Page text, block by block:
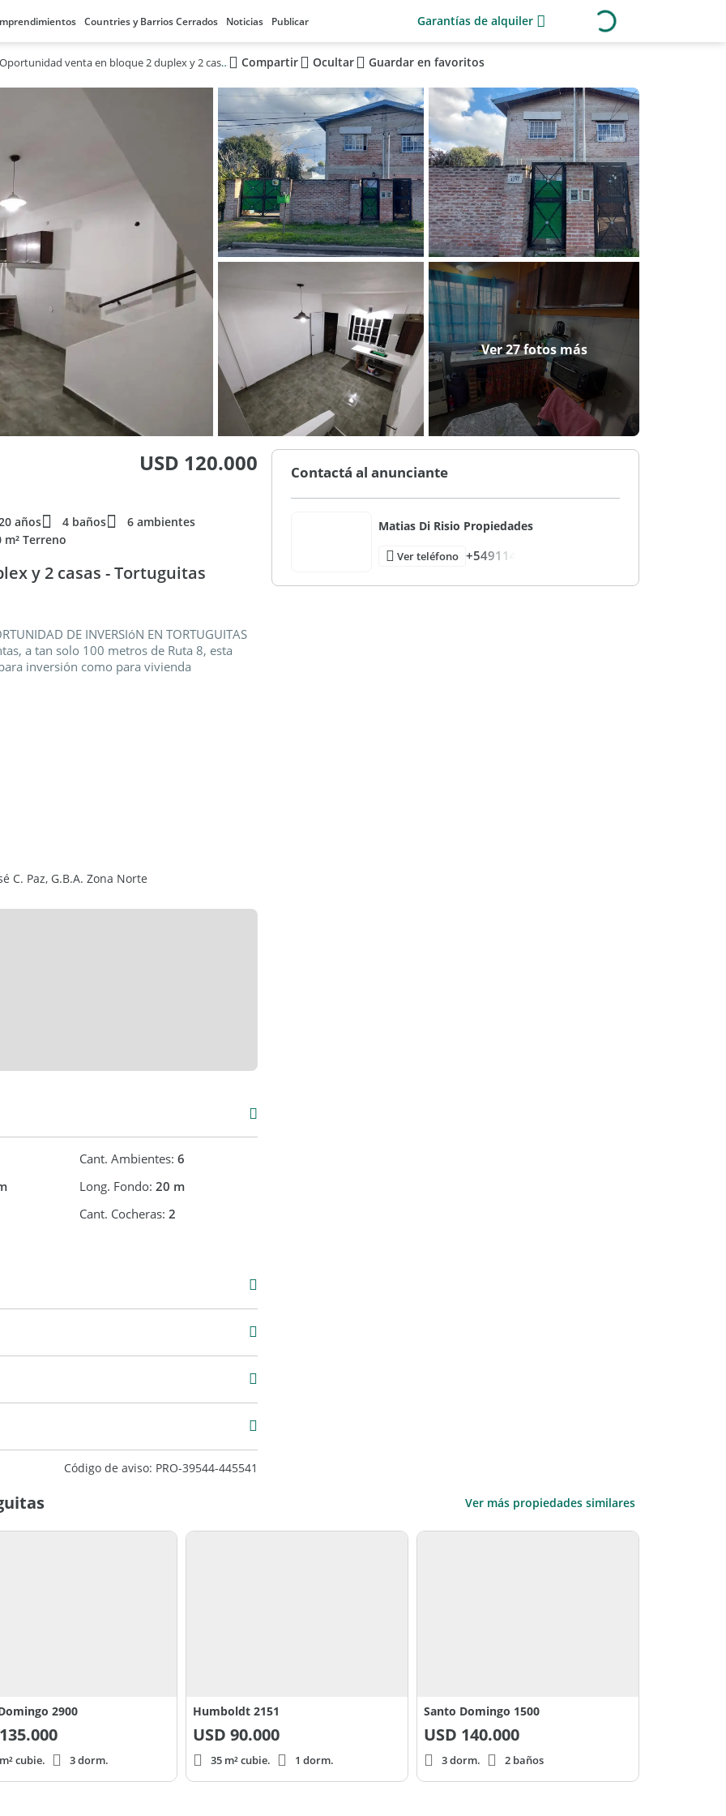
Countries y Barrios Cerrados Noticias Publicar Garantías de alquiler
Oportunidad venta en bloque 2 duplex y 2 casas - Tortuguitas Compartir Ocultar Guardar en favoritos
Ver 27 fotos más
USD 120.000
años 4 baños
6 ambientes
m² Terreno
y 2 casas - Tortuguitas
DE INVERSIóN EN TORTUGUITAS
a tan solo 100 metros de Ruta 8, esta
inversión como para vivienda
renta, convirtiéndola en una atractiva
inmediatos.
transporte, comercios y principales arterias
visita.
Pilar Aparts.
C. Paz, G.B.A. Zona Norte
Cant. Ambientes:6
Long. Fondo:20 m
Cant. Cocheras:2
Código de aviso: PRO-39544-445541
Contactá al anunciante
Matias Di Risio Propiedades
Ver teléfono +549114
Ver más propiedades similares
2900
135.000
cubie. 3 dorm.
Humboldt 2151
USD 90.000
35 m² cubie. 1 dorm.
Santo Domingo 1500
USD 140.000
3 dorm. 2 baños